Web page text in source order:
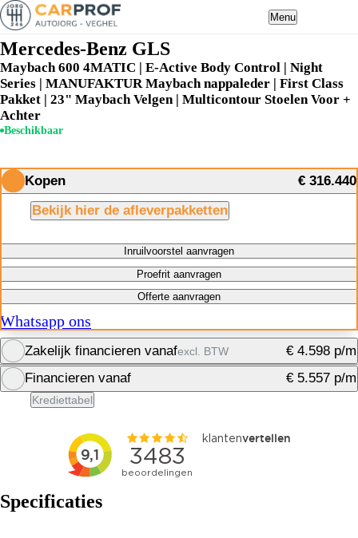
Menu
Mercedes-Benz GLS
Maybach 600 4MATIC | E-Active Body Control | Night
Series | MANUFAKTUR Maybach nappaleder | First Class
Pakket | 23" Maybach Velgen | Multicontour Stoelen Voor +
Achter
Beschikbaar
Kopen
€ 316.440
Bekijk hier de afleverpakketten
Inruilvoorstel aanvragen
Proefrit aanvragen
Offerte aanvragen
Whatsapp ons
Zakelijk financieren vanafexcl. BTW € 4.598 p/m
Financiering berekenen
Financieren vanaf € 5.557 p/m
Krediettabel
Financiering berekenen
Specificaties